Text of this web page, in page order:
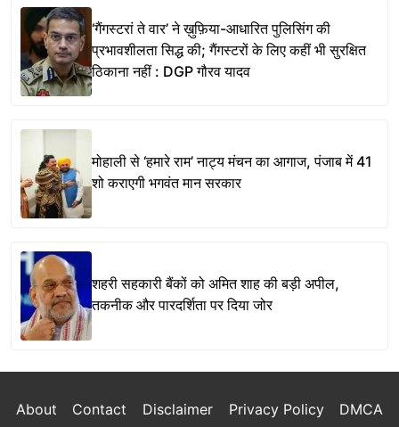
‘गैंगस्टरां ते वार’ ने ख़ुफ़िया-आधारित पुलिसिंग की
प्रभावशीलता सिद्ध की; गैंगस्टरों के लिए कहीं भी सुरक्षित
ठिकाना नहीं : DGP गौरव यादव
मोहाली से ‘हमारे राम’ नाट्य मंचन का आगाज, पंजाब में 41
शो कराएगी भगवंत मान सरकार
शहरी सहकारी बैंकों को अमित शाह की बड़ी अपील,
तकनीक और पारदर्शिता पर दिया जोर
About Contact Disclaimer Privacy Policy DMCA